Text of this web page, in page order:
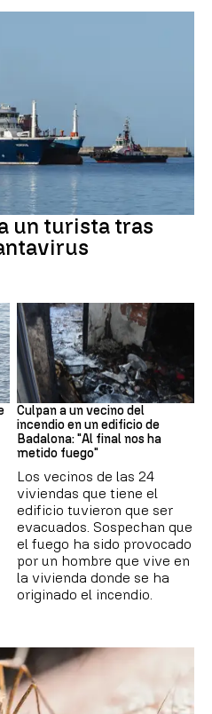
un turista tras
Cataluña
Culpan a un vecino del
incendio en un edificio de
Badalona: "Al final nos ha
metido fuego"
Los vecinos de las 24
viviendas que tiene el
edificio tuvieron que ser
evacuados. Sospechan que
el fuego ha sido provocado
por un hombre que vive en
la vivienda donde se ha
originado el incendio.